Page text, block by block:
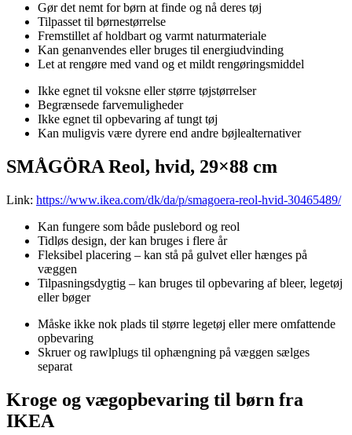
Gør det nemt for børn at finde og nå deres tøj
Tilpasset til børnestørrelse
Fremstillet af holdbart og varmt naturmateriale
Kan genanvendes eller bruges til energiudvinding
Let at rengøre med vand og et mildt rengøringsmiddel
Ikke egnet til voksne eller større tøjstørrelser
Begrænsede farvemuligheder
Ikke egnet til opbevaring af tungt tøj
Kan muligvis være dyrere end andre bøjlealternativer
SMÅGÖRA Reol, hvid, 29×88 cm
Link: https://www.ikea.com/dk/da/p/smagoera-reol-hvid-30465489/
Kan fungere som både puslebord og reol
Tidløs design, der kan bruges i flere år
Fleksibel placering – kan stå på gulvet eller hænges på
væggen
Tilpasningsdygtig – kan bruges til opbevaring af bleer, legetøj
eller bøger
Måske ikke nok plads til større legetøj eller mere omfattende
opbevaring
Skruer og rawlplugs til ophængning på væggen sælges
separat
Kroge og vægopbevaring til børn fra
IKEA